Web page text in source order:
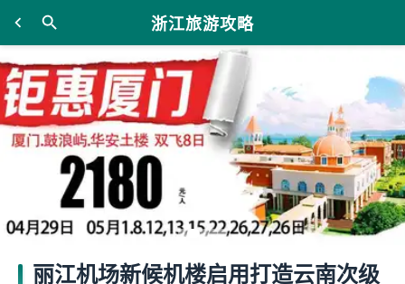
浙江旅游攻略
丽江机场新候机楼启用打造云南次级